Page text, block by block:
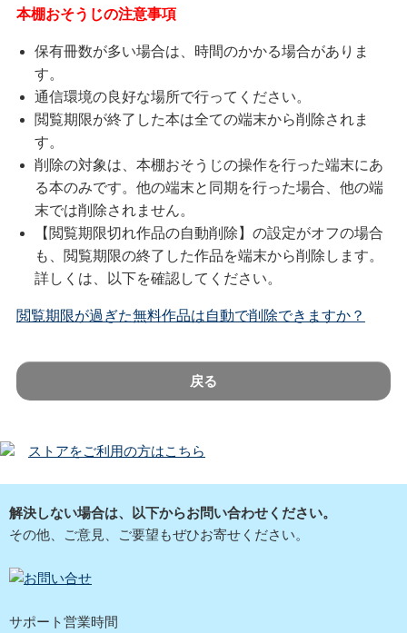
本棚おそうじの注意事項
保有冊数が多い場合は、時間のかかる場合がありま
す。
通信環境の良好な場所で行ってください。
閲覧期限が終了した本は全ての端末から削除されま
す。
削除の対象は、本棚おそうじの操作を行った端末にあ
る本のみです。他の端末と同期を行った場合、他の端
末では削除されません。
【閲覧期限切れ作品の自動削除】の設定がオフの場合
も、閲覧期限の終了した作品を端末から削除します。
詳しくは、以下を確認してください。
閲覧期限が過ぎた無料作品は自動で削除できますか？
戻る
ストアをご利用の方はこちら
解決しない場合は、以下からお問い合わせください。
その他、ご意見、ご要望もぜひお寄せください。
サポート営業時間